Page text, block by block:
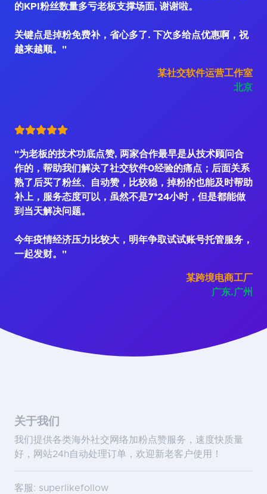
的KPI粉丝数量多亏老板支撑场面, 谢谢啦。
关键点是掉粉免费补，省心多了. 下次多给点优惠啊，祝
越来越顺。"
某社交软件运营工作室
北京
"为老板的技术功底点赞, 两家合作最早是从技术顾问合
作的，帮助我们解决了社交软件0经验的痛点；后面关系
熟了后买了粉丝、自动赞，比较稳，掉粉的也能及时帮助
补上，服务态度可以，虽然不是7*24小时，但是都能做
到当天解决问题。
今年疫情经济压力比较大，明年争取试试账号托管服务，
一起发财。"
某跨境电商工厂
广东.广州
关于我们
我们提供各类海外社交网络加粉点赞服务，速度快质量
好，网站24h自动处理订单，欢迎新老客户使用！
客服: superlikefollow